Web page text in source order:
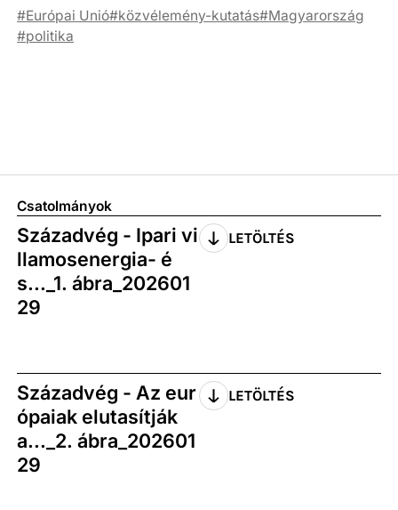
Európai Unió közvélemény-kutatás Magyarország
politika
Csatolmányok
Századvég - Ipari vi
llamosenergia- é
s..._1. ábra_202601
29
LETÖLTÉS
Századvég - Az eur
ópaiak elutasítják
a..._2. ábra_202601
29
LETÖLTÉS